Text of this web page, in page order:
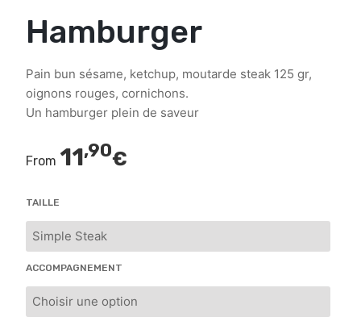
Hamburger
Pain bun sésame, ketchup, moutarde steak 125 gr,
oignons rouges, cornichons.
Un hamburger plein de saveur
From 11,90€
TAILLE
ACCOMPAGNEMENT